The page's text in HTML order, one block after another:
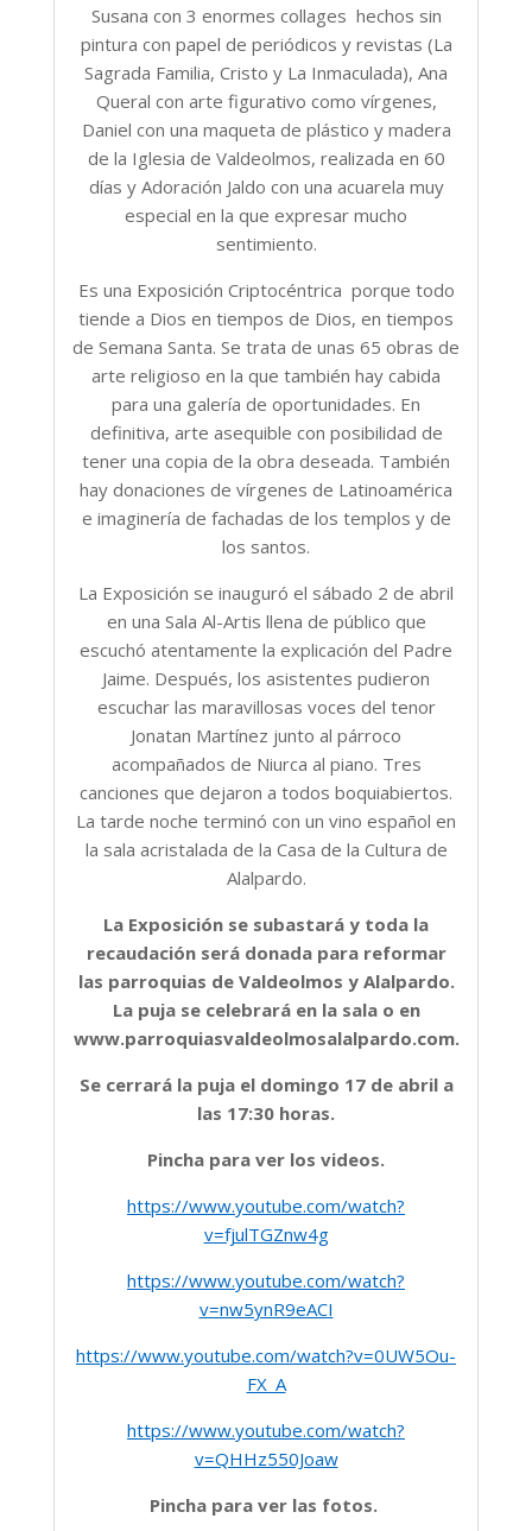
Susana con 3 enormes collages hechos sin
pintura con papel de periódicos y revistas (La
Sagrada Familia, Cristo y La Inmaculada), Ana
Queral con arte figurativo como vírgenes,
Daniel con una maqueta de plástico y madera
de la Iglesia de Valdeolmos, realizada en 60
días y Adoración Jaldo con una acuarela muy
especial en la que expresar mucho
sentimiento.
Es una Exposición Criptocéntrica porque todo
tiende a Dios en tiempos de Dios, en tiempos
de Semana Santa. Se trata de unas 65 obras de
arte religioso en la que también hay cabida
para una galería de oportunidades. En
definitiva, arte asequible con posibilidad de
tener una copia de la obra deseada. También
hay donaciones de vírgenes de Latinoamérica
e imaginería de fachadas de los templos y de
los santos.
La Exposición se inauguró el sábado 2 de abril
en una Sala Al-Artis llena de público que
escuchó atentamente la explicación del Padre
Jaime. Después, los asistentes pudieron
escuchar las maravillosas voces del tenor
Jonatan Martínez junto al párroco
acompañados de Niurca al piano. Tres
canciones que dejaron a todos boquiabiertos.
La tarde noche terminó con un vino español en
la sala acristalada de la Casa de la Cultura de
Alalpardo.
La Exposición se subastará y toda la
recaudación será donada para reformar
las parroquias de Valdeolmos y Alalpardo.
La puja se celebrará en la sala o en
www.parroquiasvaldeolmosalalpardo.com.
Se cerrará la puja el domingo 17 de abril a
las 17:30 horas.
Pincha para ver los videos.
https://www.youtube.com/watch?
v=fjulTGZnw4g
https://www.youtube.com/watch?
v=nw5ynR9eACI
https://www.youtube.com/watch?v=0UW5Ou-
FX_A
https://www.youtube.com/watch?
v=QHHz550Joaw
Pincha para ver las fotos.